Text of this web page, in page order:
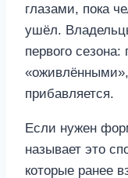
глазами, пока
ушёл.
первого сезона:
прибавляется.
Если нужен
называет это
которые ранее